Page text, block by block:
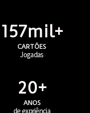
CARTÕES
195mil+
Jogadas
ANOS
20+
de expriência